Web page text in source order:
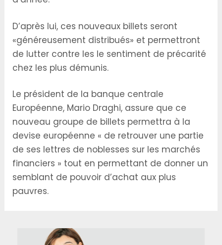
D’après lui, ces nouveaux billets seront
«généreusement distribués» et permettront
de lutter contre les le sentiment de précarité
chez les plus démunis.
Le président de la banque centrale
Européenne, Mario Draghi, assure que ce
nouveau groupe de billets permettra à la
devise européenne « de retrouver une partie
de ses lettres de noblesses sur les marchés
financiers » tout en permettant de donner un
semblant de pouvoir d’achat aux plus
pauvres.